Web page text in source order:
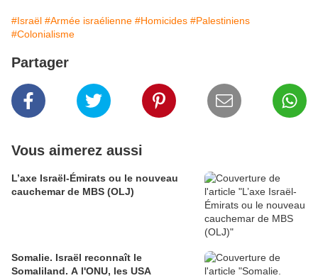
#Israël #Armée israélienne #Homicides #Palestiniens
#Colonialisme
Partager
Vous aimerez aussi
L’axe Israël-Émirats ou le nouveau
cauchemar de MBS (OLJ)
Somalie. Israël reconnaît le
Somaliland. A l'ONU, les USA